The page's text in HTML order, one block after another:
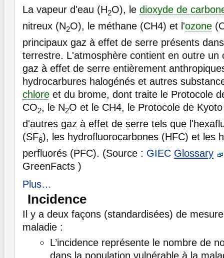
La vapeur d'eau (H2O), le dioxyde de
nitreux (N2O), le méthane (CH4) et l'ozone
principaux gaz à effet de serre présents
terrestre. L'atmosphère contient en outre un
gaz à effet de serre entièrement
hydrocarbures halogénés et autres
chlore et du brome, dont traite le Protocole
CO2, le N2O et le CH4, le Protocole de
d'autres gaz à effet de serre tels que
(SF6), les hydrofluorocarbones (HFC) et les
perfluorés (PFC). (Source : GIEC Glossary
GreenFacts )
Plus…
Incidence
Il y a deux façons (standardisées) de
maladie :
L’incidence représente le nombre de
dans la population vulnérable à la